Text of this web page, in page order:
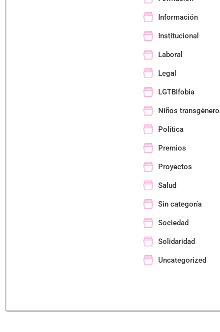
Información
Institucional
Laboral
Legal
LGTBIfobia
Niños
Política
Premios
Proyectos
Salud
Sin categoría
Sociedad
Solidaridad
Uncategorized